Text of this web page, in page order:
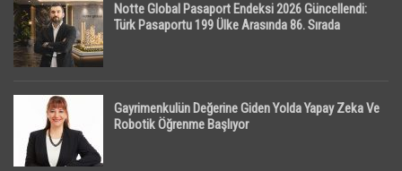
Notte Global Pasaport Endeksi 2026 Güncellendi:
Türk Pasaportu 199 Ülke Arasında 86. Sırada
Gayrimenkulün Değerine Giden Yolda Yapay Zeka Ve
Robotik Öğrenme Başlıyor